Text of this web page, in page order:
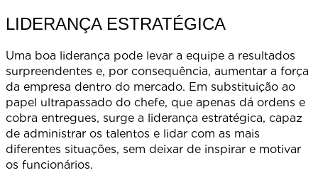
LIDERANÇA ESTRATÉGICA
Uma boa liderança pode levar a equipe a resultados
surpreendentes e, por consequência, aumentar a força
da empresa dentro do mercado. Em substituição ao
papel ultrapassado do chefe, que apenas dá ordens e
cobra entregues, surge a liderança estratégica, capaz
de administrar os talentos e lidar com as mais
diferentes situações, sem deixar de inspirar e motivar
os funcionários.